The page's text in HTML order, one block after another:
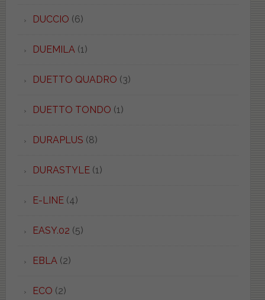
DUCCIO (6)
DUEMILA (1)
DUETTO QUADRO (3)
DUETTO TONDO (1)
DURAPLUS (8)
DURASTYLE(1)
E-LINE(4)
EASY.02 (5)
EBLA (2)
ECO (2)